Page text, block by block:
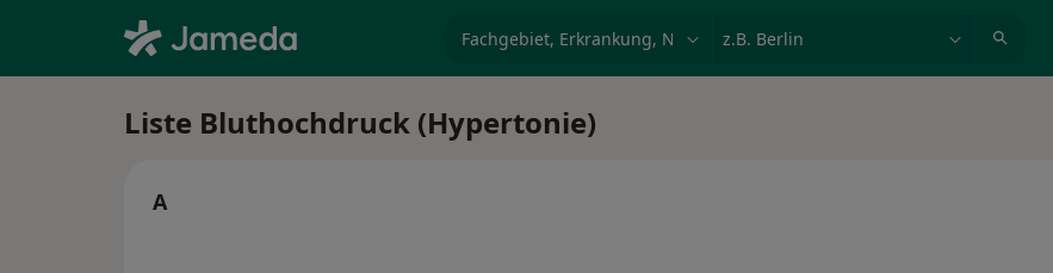
Liste Bluthochdruck (Hypertonie)
A